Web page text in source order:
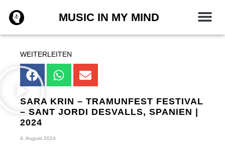
Inhalt
springen
MUSIC IN MY MIND
WEITERLEITEN
SARA KRIN – TRAMUNFEST FESTIVAL
– SANT JORDI DESVALLS, SPANIEN |
2024
4. August 2024